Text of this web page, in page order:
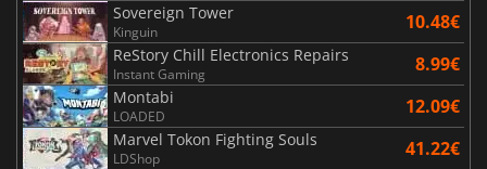
Sovereign Tower
Kinguin 10.48€
ReStory Chill Electronics Repairs
Instant Gaming 8.99€
Montabi
LOADED 12.09€
Marvel Tokon Fighting Souls
LDShop 41.22€